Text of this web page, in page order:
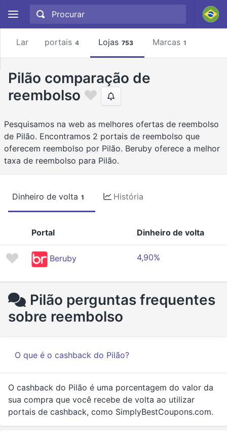
Lar portais 4 Lojas 753 Marcas 1
Pilão comparação de
reembolso
Pesquisamos na web as melhores ofertas de reembolso
de Pilão. Encontramos 2 portais de reembolso que
oferecem reembolso por Pilão. Beruby oferece a melhor
taxa de reembolso para Pilão.
Dinheiro de volta 1 História
Portal Dinheiro de volta
Beruby 4,90%
Pilão perguntas frequentes
sobre reembolso
O que é o cashback do Pilão?
O cashback do Pilão é uma porcentagem do valor da
sua compra que você recebe de volta ao utilizar
portais de cashback, como SimplyBestCoupons.com.